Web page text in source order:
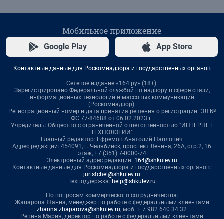
Мобильное приложение
Google Play App Store
Контактные данные для Роскомнадзора и государственных органов
Сетевое издание «164.ру» (18+).
Зарегистрировано Федеральной службой по надзору в сфере связи,
информационных технологий и массовых коммуникаций
(Роскомнадзор).
Регистрационный номер и дата принятия решения о регистрации: ЭЛ №
ФС 77-84688 от 06.02.2023 г.
Учредитель: Общество с ограниченной ответственностью "ИНТЕРНЕТ
ТЕХНОЛОГИИ"
Главный редактор: Ефремов Анатолий Павлович
Адрес редакции: 454091, г. Челябинск, проспект Ленина, 26А, стр.2, 16
этаж, +7 (351) 7-0000-74
Электронный адрес редакции: 164@shkulev.ru
Контактные данные для Роскомнадзора и государственных органов:
juristchel@shkulev.ru
Техподдержка: help@shkulev.ru
По вопросам коммерческого сотрудничества:
Жапарова Жанна, менеджер по работе с федеральными клиентами
zhanna.zhaparova@shkulev.ru, моб. + 7 982 640 34 32
Ревина Мария, директор по работе с федеральными клиентами